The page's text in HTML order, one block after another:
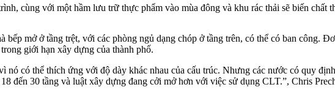
cùng với một hầm lưu trữ thực phẩm vào mùa đông và khu rác thải sẽ biến chất
bếp mở ở tầng trệt, với các phòng ngủ dạng chóp ở tầng trên, có thể có ban công.
giới hạn xây dựng của thành phố.
nó có thể thích ứng với độ dày khác nhau của cấu trúc. Nhưng các nước có quy
đến 30 tầng và luật xây dựng đang cởi mở hơn với việc sử dụng CLT.”, Chris